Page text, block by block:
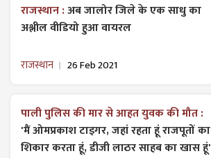
राजस्थान :अब जालोर जिले के एक साधु का
अश्लील वीडियो हुआ वायरल
राजस्थान 26 Feb 2021
पाली पुलिस की मार से आहत युवक की मौत :
'मैं ओमप्रकाश टाइगर, जहां रहता हूं राजपूतों का
शिकार करता हूं, डीजी लाठर साहब का खास हूं'